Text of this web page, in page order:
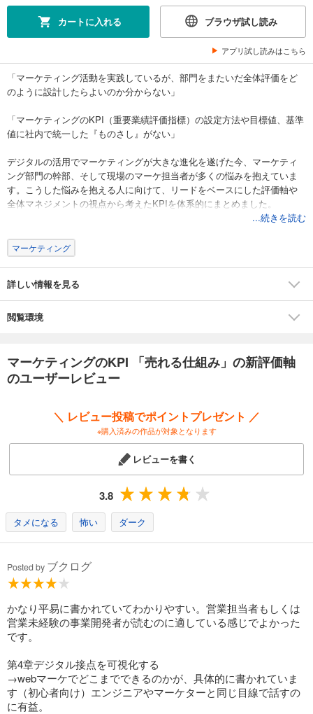
カートに入れる ブラウザ試し読み
アプリ試し読みはこちら
「マーケティング活動を実践しているが、部門をまたいだ全体評価をど
のように設計したらよいのか分からない」
「マーケティングのKPI（重要業績評価指標）の設定方法や目標値、基準
値に社内で統一した『ものさし』がない」
デジタルの活用でマーケティングが大きな進化を遂げた今、マーケティ
ング部門の幹部、そして現場のマーケ担当者が多くの悩みを抱えていま
す。こうした悩みを抱える人に向けて、リードをベースにした評価軸や
全体マネジメントの視点から考えたKPIを体系的にまとめました。
い、そして「SQL」や「MQL」といった具体的な管理のための指標まで
を分かりやすく整理。今後のBtoBマーケティングの重要キーワードとい
しく解説しています。
さらに実際にKPIを策定した企業の事例を、本書で解説した指標を交えて
著者は「WEB来訪者を顧客に育てる リードナーチャリング」（日経BP
コンサルティング刊）で「ナーチャリング」という言葉を日本に広めた
...続きを読む
マーケティング
詳しい情報を見る
閲覧環境
マーケティングのKPI 「売れる仕組み」の新評価軸
のユーザーレビュー
＼ レビュー投稿でポイントプレゼント ／
※購入済みの作品が対象となります
レビューを書く
3.8
タメになる 怖い ダーク
Posted by ブクログ
かなり平易に書かれていてわかりやすい。営業担当者もしくは
営業未経験の事業開発者が読むのに適している感じでよかった
です。
第4章デジタル接点を可視化する
→webマーケでどこまでできるのかが、具体的に書かれていま
す（初心者向け）エンジニアやマーケターと同じ目線で話すの
に有益。